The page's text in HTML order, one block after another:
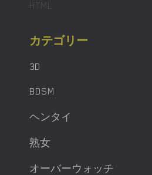
HTML
カテゴリー
3D
BDSM
ヘンタイ
熟女
オーバーウォッチ